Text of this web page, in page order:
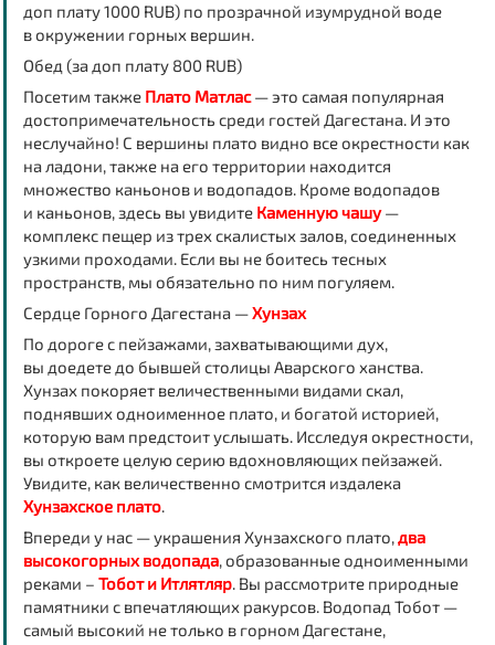
доп плату 1000 RUB) по прозрачной изумрудной воде
в окружении горных вершин.
Обед (за доп плату 800 RUB)
Посетим также Плато Матлас— это самая популярная
достопримечательность среди гостей Дагестана. И это
неслучайно! С вершины плато видно все окрестности как
на ладони, также на его территории находится
множество каньонов и водопадов. Кроме водопадов
и каньонов, здесь вы увидите Каменную чашу—
комплекс пещер из трех скалистых залов, соединенных
узкими проходами. Если вы не боитесь тесных
пространств, мы обязательно по ним погуляем.
Сердце Горного Дагестана —Хунзах
По дороге с пейзажами, захватывающими дух,
вы доедете до бывшей столицы Аварского ханства.
Хунзах покоряет величественными видами скал,
поднявших одноименное плато, и богатой историей,
которую вам предстоит услышать. Исследуя окрестности,
вы откроете целую серию вдохновляющих пейзажей.
Увидите, как величественно смотрится издалека
Хунзахское плато.
Впереди у нас — украшения Хунзахского плато,два
высокогорных водопада, образованные одноименными
реками – Тобот и Итлятляр. Вы рассмотрите природные
памятники с впечатляющих ракурсов. Водопад Тобот—
самый высокий не только в горном Дагестане,